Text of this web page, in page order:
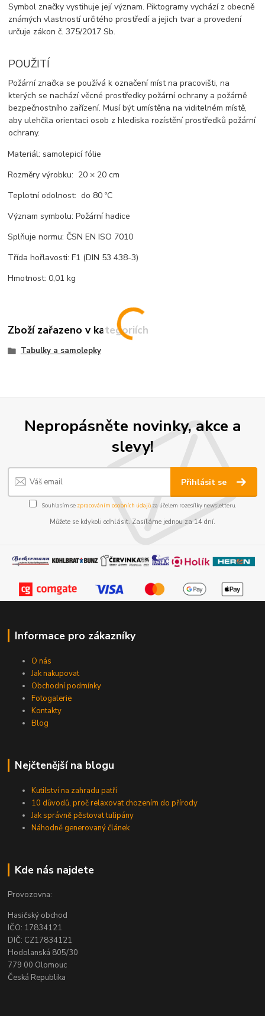
Symbol značky vystihuje její význam. Piktogramy vychází z obecně
známých vlastností určitého prostředí a jejich tvar a provedení
určuje zákon č. 375/2017 Sb.
POUŽITÍ
Požární značka se používá k označení míst na pracovišti, na
kterých se nachází věcné prostředky požární ochrany a požárně
bezpečnostního zařízení. Musí být umístěna na viditelném místě,
aby ulehčila orientaci osob z hlediska rozístění prostředků požární
ochrany.
Materiál: samolepicí fólie
Rozměry výrobku: 20 × 20 cm
Teplotní odolnost: do 80 ºC
Význam symbolu: Požární hadice
Splňuje normu: ČSN EN ISO 7010
Třída hořlavosti: F1 (DIN 53 438-3)
Hmotnost: 0,01 kg
Zboží zařazeno v kategoriích
Tabulky a samolepky
Nepropásněte novinky, akce a
slevy!
Přihlásit se
Souhlasím se zpracováním osobních údajůza účelem rozesílky newsletteru.
Můžete se kdykoli odhlásit. Zasíláme jednou za 14 dní.
Informace pro zákazníky
O nás
Jak nakupovat
Obchodní podmínky
Fotogalerie
Kontakty
Blog
Nejčtenější na blogu
Kutilství na zahradu patří
10 důvodů, proč relaxovat chozením do přírody
Jak správně pěstovat tulipány
Náhodně generovaný článek
Kde nás najdete
Provozovna:
Hasičský obchod
IČO: 17834121
DIČ: CZ17834121
Hodolanská 805/30
779 00 Olomouc
Česká Republika